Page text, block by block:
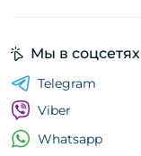
Мы в соцсетях
Telegram
Viber
Whatsapp